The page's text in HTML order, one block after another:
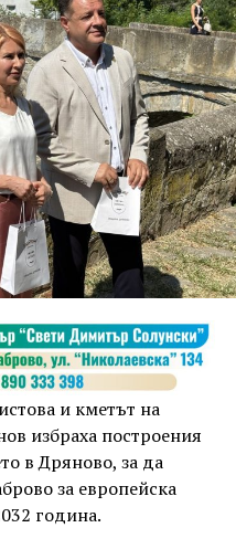
и кметът на
избраха построения
в Дряново, за да
за европейска
година.